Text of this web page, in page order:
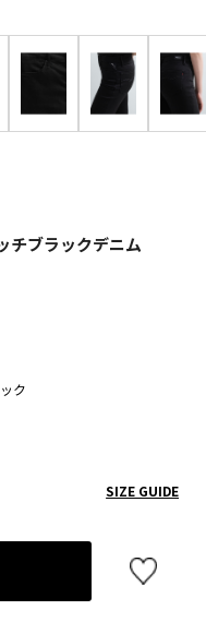
チブラックデニム
ク
SIZE GUIDE